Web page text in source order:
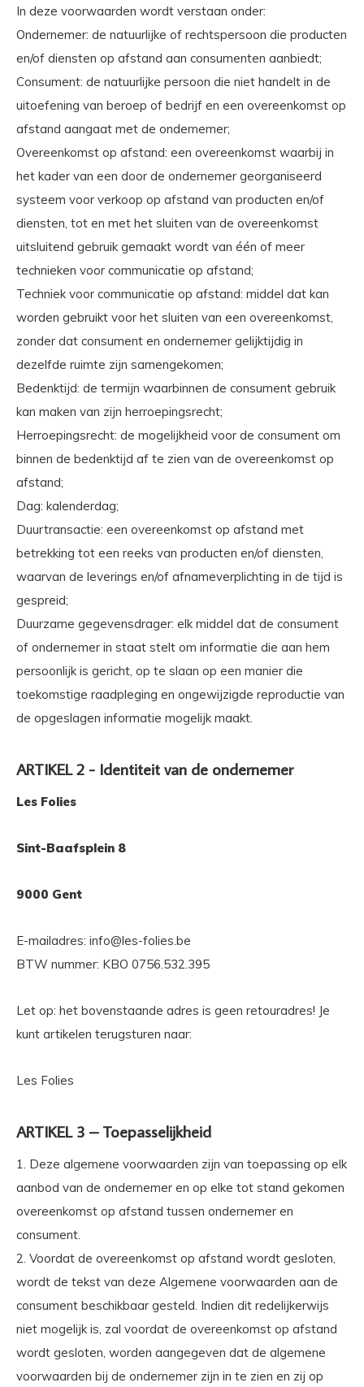
In deze voorwaarden wordt verstaan onder:
Ondernemer: de natuurlijke of rechtspersoon die producten
en/of diensten op afstand aan consumenten aanbiedt;
Consument: de natuurlijke persoon die niet handelt in de
uitoefening van beroep of bedrijf en een overeenkomst op
afstand aangaat met de ondernemer;
Overeenkomst op afstand: een overeenkomst waarbij in
het kader van een door de ondernemer georganiseerd
systeem voor verkoop op afstand van producten en/of
diensten, tot en met het sluiten van de overeenkomst
uitsluitend gebruik gemaakt wordt van één of meer
technieken voor communicatie op afstand;
Techniek voor communicatie op afstand: middel dat kan
worden gebruikt voor het sluiten van een overeenkomst,
zonder dat consument en ondernemer gelijktijdig in
dezelfde ruimte zijn samengekomen;
Bedenktijd: de termijn waarbinnen de consument gebruik
kan maken van zijn herroepingsrecht;
Herroepingsrecht: de mogelijkheid voor de consument om
binnen de bedenktijd af te zien van de overeenkomst op
afstand;
Dag: kalenderdag;
Duurtransactie: een overeenkomst op afstand met
betrekking tot een reeks van producten en/of diensten,
waarvan de leverings en/of afnameverplichting in de tijd is
gespreid;
Duurzame gegevensdrager: elk middel dat de consument
of ondernemer in staat stelt om informatie die aan hem
persoonlijk is gericht, op te slaan op een manier die
toekomstige raadpleging en ongewijzigde reproductie van
de opgeslagen informatie mogelijk maakt.
ARTIKEL 2 - Identiteit van de ondernemer
Les Folies
Sint-Baafsplein 8
9000 Gent
E-mailadres: info@les-folies.be
BTW nummer: KBO 0756.532.395
Let op: het bovenstaande adres is geen retouradres! Je
kunt artikelen terugsturen naar:
Les Folies
ARTIKEL 3 – Toepasselijkheid
1. Deze algemene voorwaarden zijn van toepassing op elk
aanbod van de ondernemer en op elke tot stand gekomen
overeenkomst op afstand tussen ondernemer en
consument.
2. Voordat de overeenkomst op afstand wordt gesloten,
wordt de tekst van deze Algemene voorwaarden aan de
consument beschikbaar gesteld. Indien dit redelijkerwijs
niet mogelijk is, zal voordat de overeenkomst op afstand
wordt gesloten, worden aangegeven dat de algemene
voorwaarden bij de ondernemer zijn in te zien en zij op